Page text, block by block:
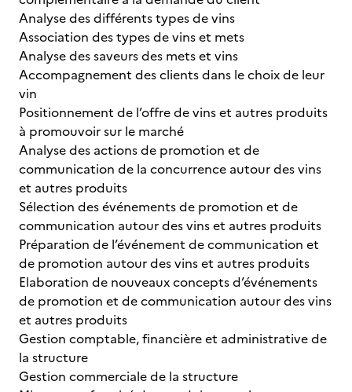
Analyse des différents types de vins
Association des types de vins et mets
Analyse des saveurs des mets et vins
Accompagnement des clients dans le choix de leur
vin
Positionnement de l’offre de vins et autres produits
à promouvoir sur le marché
Analyse des actions de promotion et de
communication de la concurrence autour des vins
et autres produits
Sélection des événements de promotion et de
communication autour des vins et autres produits
Préparation de l’événement de communication et
de promotion autour des vins et autres produits
Elaboration de nouveaux concepts d’événements
de promotion et de communication autour des vins
et autres produits
Gestion comptable, financière et administrative de
la structure
Gestion commerciale de la structure